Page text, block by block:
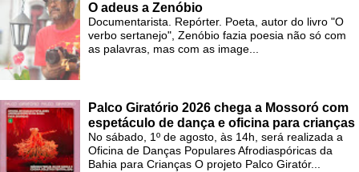
O adeus a Zenóbio
Documentarista. Repórter. Poeta, autor do livro "O
verbo sertanejo", Zenóbio fazia poesia não só com
as palavras, mas com as image...
Palco Giratório 2026 chega a Mossoró com
espetáculo de dança e oficina para crianças
No sábado, 1º de agosto, às 14h, será realizada a
Oficina de Danças Populares Afrodiaspóricas da
Bahia para Crianças O projeto Palco Giratór...